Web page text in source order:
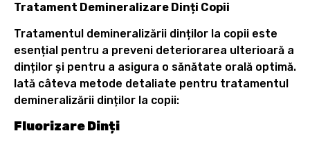
Tratament Demineralizare Dinți Copii
Tratamentul demineralizării dinților la copii este
esențial pentru a preveni deteriorarea ulterioară a
dinților și pentru a asigura o sănătate orală optimă.
Iată câteva metode detaliate pentru tratamentul
demineralizării dinților la copii:
Fluorizare Dinți